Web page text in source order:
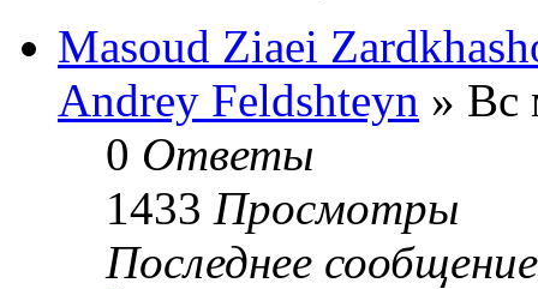
Masoud Ziaei
Andrey Feldshteyn » Вс
0 Ответы
1433 Просмотры
Последнее